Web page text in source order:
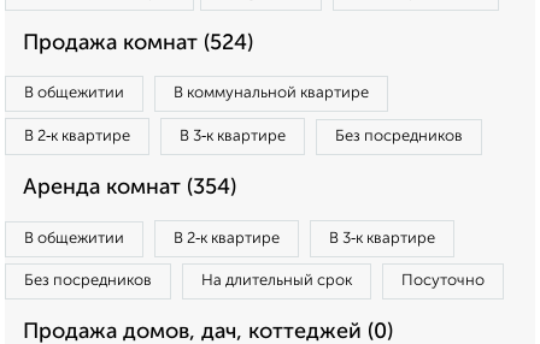
Продажа комнат (524)
В общежитии В коммунальной квартире
В 2‑к квартире В 3‑к квартире Без посредников
Аренда комнат (354)
В общежитии В 2‑к квартире В 3‑к квартире
Без посредников На длительный срок Посуточно
Продажа домов, дач, коттеджей (0)